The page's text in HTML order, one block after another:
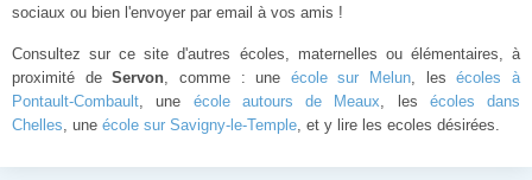
sociaux ou bien l'envoyer par email à vos amis !
Consultez sur ce site d'autres écoles, maternelles ou élémentaires, à
proximité deServon, comme : une école sur Melun, lesécoles à
Pontault-Combault, une école autours de Meaux, les écoles dans
Chelles, une école sur Savigny-le-Temple, et y lire les ecoles désirées.